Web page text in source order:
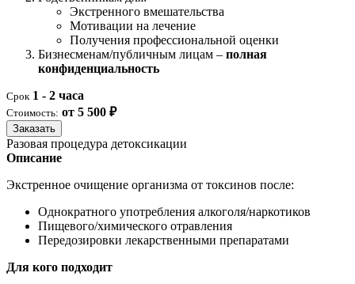
Экстренного вмешательства
Мотивации на лечение
Получения профессиональной оценки
Бизнесменам/публичным лицам – полная
конфиденциальность
Срок 1 - 2 часа
Стоимость: от 5 500 ₽
Заказать
Разовая процедура детоксикации
Описание
Экстренное очищение организма от токсинов после:
Однократного употребления алкоголя/наркотиков
Пищевого/химического отравления
Передозировки лекарственными препаратами
Для кого подходит